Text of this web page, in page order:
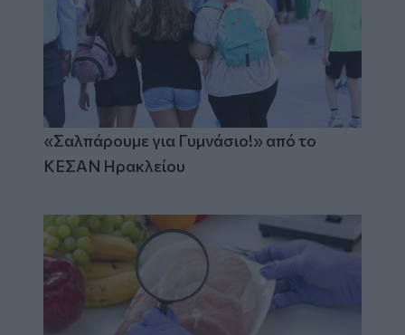
«Σαλπάρουμε για Γυμνάσιο!» από το
ΚΕΣΑΝ Ηρακλείου